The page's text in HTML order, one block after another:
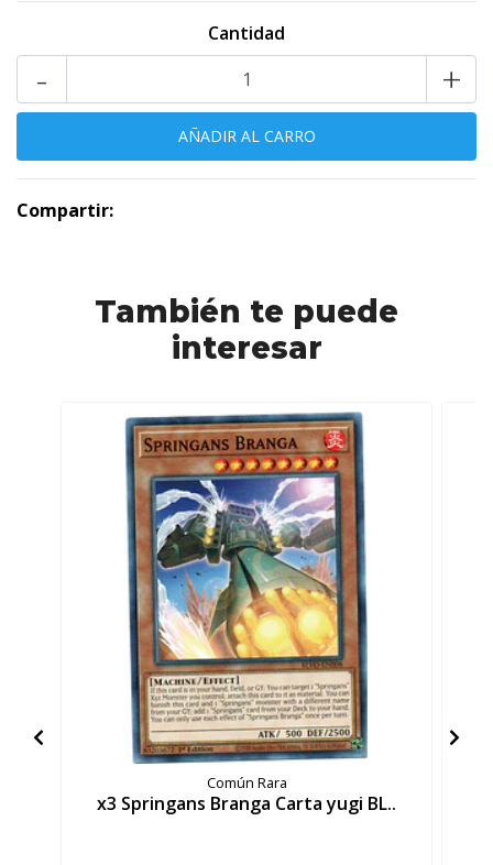
Cantidad
+
-
Compartir:
También te puede
interesar
Común Rara
x3 Springans Branga Carta yugi BL..